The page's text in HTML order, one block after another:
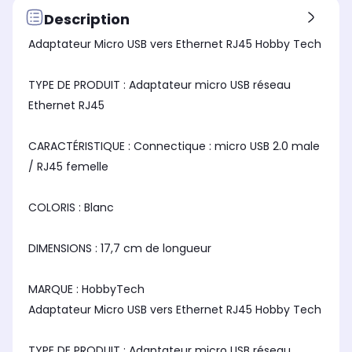
Description
Adaptateur Micro USB vers Ethernet RJ45 Hobby Tech
TYPE DE PRODUIT : Adaptateur micro USB réseau
Ethernet RJ45
CARACTÉRISTIQUE : Connectique : micro USB 2.0 male
/ RJ45 femelle
COLORIS : Blanc
DIMENSIONS : 17,7 cm de longueur
MARQUE : HobbyTech
Adaptateur Micro USB vers Ethernet RJ45 Hobby Tech